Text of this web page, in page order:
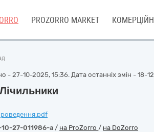
PROZORRO MARKET
- 27-10-2025, 15:36. Дата останніх змін - 18-
27-011986-a / на ProZorro / на DoZorro